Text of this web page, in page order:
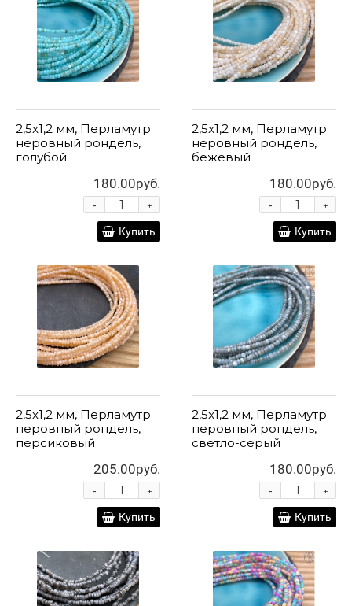
2,5x1,2 мм, Перламутр
неровный рондель,
голубой
180.00руб.
+
-
Купить
2,5x1,2 мм, Перламутр
неровный рондель,
бежевый
180.00руб.
+
-
Купить
2,5x1,2 мм, Перламутр
неровный рондель,
персиковый
205.00руб.
+
-
Купить
2,5x1,2 мм, Перламутр
неровный рондель,
светло-серый
180.00руб.
+
-
Купить